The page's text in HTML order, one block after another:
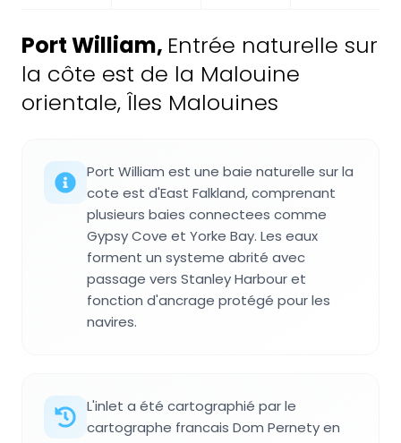
Port William, Entrée naturelle sur
la côte est de la Malouine
orientale, Îles Malouines
Port William est une baie naturelle sur la
cote est d'East Falkland, comprenant
plusieurs baies connectees comme
Gypsy Cove et Yorke Bay. Les eaux
forment un systeme abrité avec
passage vers Stanley Harbour et
fonction d'ancrage protégé pour les
navires.
L'inlet a été cartographié par le
cartographe francais Dom Pernety en